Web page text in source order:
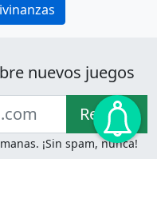
nuevos juegos
Recibir!
¡Sin spam, nunca!